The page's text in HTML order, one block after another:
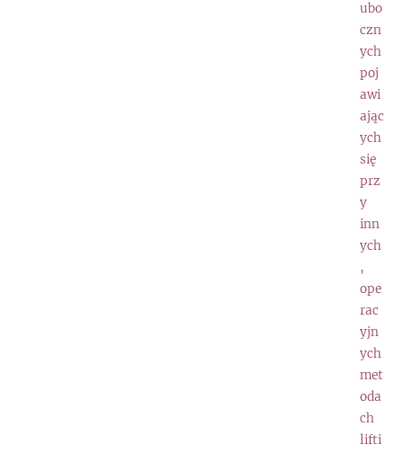
ubo
czn
ych
poj
awi
ając
ych
się
prz
y
inn
ych
,
ope
rac
yjn
ych
met
oda
ch
lifti